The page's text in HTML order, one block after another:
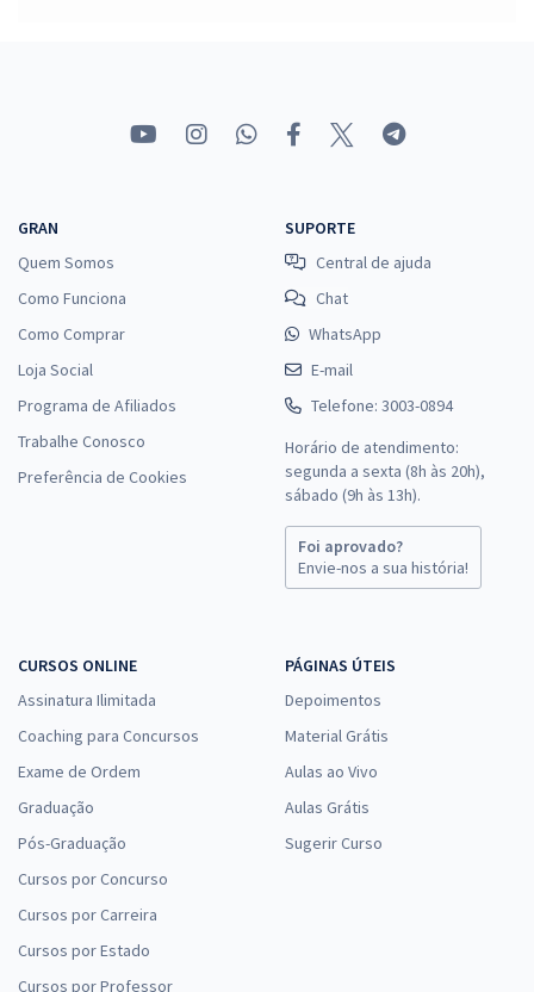
ou 12xR$ 31,99
INSS - Instituto Nacional do Seguro Social - Técnico do
R$ 479,84 à vista
R$ 39,99
Economize R$ 119,96 (-20%)
Comprar
R$ 36,59
Economize R$ 109,78 (-20%)
Comprar
PPMG - Polícia Penal do Estado de Minas Gerais - Policial
GRAN
Quem Somos
Como Funciona
Como Comprar
Loja Social
Programa de Afiliados
Trabalhe Conosco
Preferência de Cookies
SUPORTE
Central de ajuda
Chat
WhatsApp
E-mail
Telefone: 3003-0894
Horário de atendimento:
segunda a sexta (8h às 20h),
sábado (9h às 13h).
Foi aprovado?
Envie-nos a sua história!
CURSOS ONLINE
Assinatura Ilimitada
Coaching para Concursos
Exame de Ordem
Graduação
Pós-Graduação
Cursos por Concurso
Cursos por Carreira
Cursos por Estado
Cursos por Professor
PÁGINAS ÚTEIS
Depoimentos
Material Grátis
Aulas ao Vivo
Aulas Grátis
Sugerir Curso